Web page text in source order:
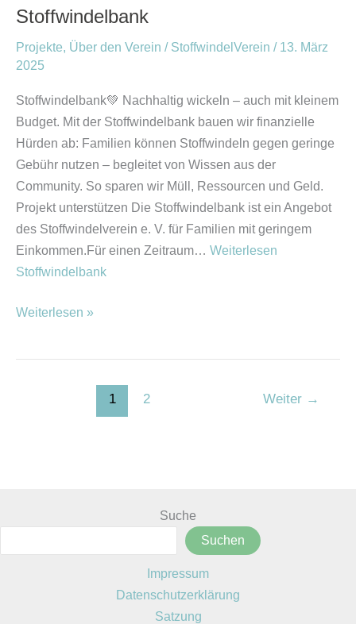
Stoffwindelbank
Projekte, Über den Verein / StoffwindelVerein / 13. März
2025
Stoffwindelbank💚 Nachhaltig wickeln – auch mit kleinem
Budget. Mit der Stoffwindelbank bauen wir finanzielle
Hürden ab: Familien können Stoffwindeln gegen geringe
Gebühr nutzen – begleitet von Wissen aus der
Community. So sparen wir Müll, Ressourcen und Geld.
Projekt unterstützen Die Stoffwindelbank ist ein Angebot
des Stoffwindelverein e. V. für Familien mit geringem
Einkommen.Für einen Zeitraum… Weiterlesen
Stoffwindelbank
Weiterlesen »
1 2 Weiter →
Suche
Suchen
Impressum
Datenschutzerklärung
Satzung